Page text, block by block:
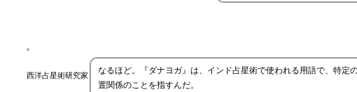
西洋占星術研究家
なるほど。『ダナヨガ』は、インド占星術で使われる用語で、特
置関係のことを指すんだ。